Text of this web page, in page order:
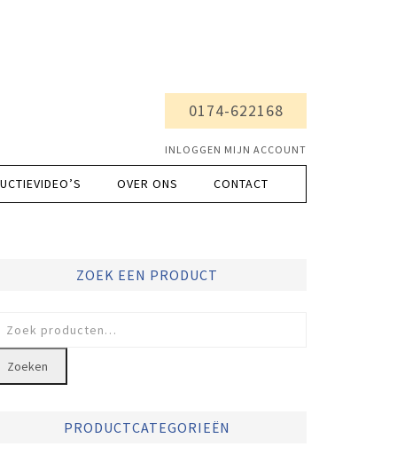
0174-622168
INLOGGEN MIJN ACCOUNT
OVER ONS CONTACT
ZOEK EEN PRODUCT
Zoeken
PRODUCTCATEGORIEËN